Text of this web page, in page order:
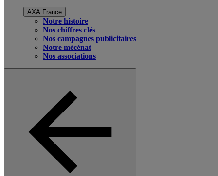
AXA France
Notre histoire
Nos chiffres clés
Nos campagnes publicitaires
Notre mécénat
Nos associations